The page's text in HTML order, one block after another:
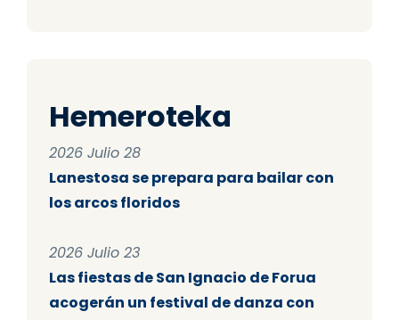
Hemeroteka
2026 Julio 28
Lanestosa se prepara para bailar con
los arcos floridos
2026 Julio 23
Las fiestas de San Ignacio de Forua
acogerán un festival de danza con